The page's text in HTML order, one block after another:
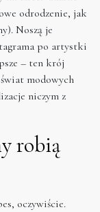
odrodzenie, jak
Noszą je
po artystki
– ten krój
modowych
niczym z
robią
oczywiście.